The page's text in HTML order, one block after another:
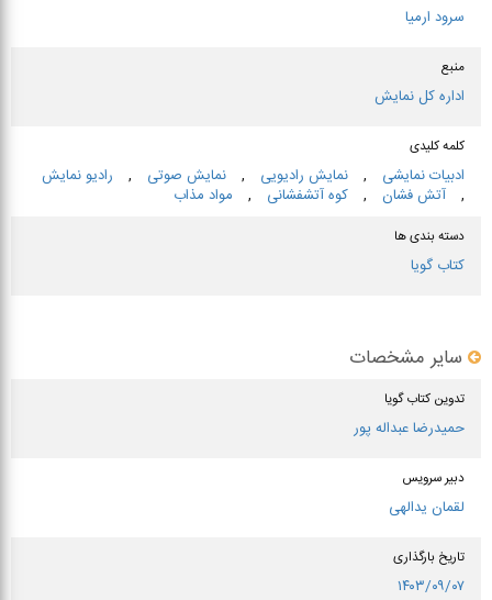
سرود ارمیا
منبع
اداره کل نمایش
کلمه کلیدی
ادبیات نمایشی , نمایش رادیویی , نمایش صوتی ,
رادیو نمایش
,
آتش فشان , كوه آتشفشانی , مواد مذاب
دسته بندی ها
کتاب گویا
سایر مشخصات
تدوین کتاب گویا
حمیدرضا عبداله پور
دبیر سرویس
لقمان یدالهی
تاریخ بارگذاری
۱۴۰۳/۰۹/۰۷